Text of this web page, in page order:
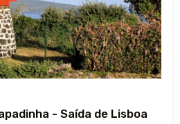
- Saída de Lisboa